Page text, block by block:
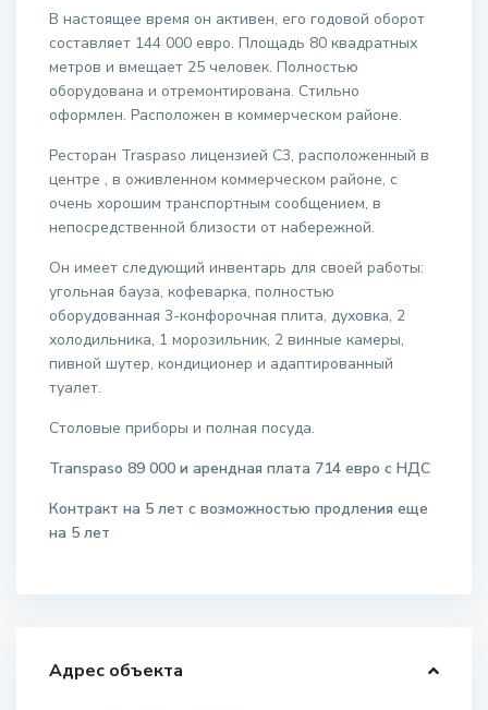
В настоящее время он активен, его годовой оборот
составляет 144 000 евро. Площадь 80 квадратных
метров и вмещает 25 человек. Полностью
оборудована и отремонтирована. Стильно
оформлен. Расположен в коммерческом районе.
Ресторан Traspaso лицензией C3, расположенный в
центре , в оживленном коммерческом районе, с
очень хорошим транспортным сообщением, в
непосредственной близости от набережной.
Он имеет следующий инвентарь для своей работы:
угольная бауза, кофеварка, полностью
оборудованная 3-конфорочная плита, духовка, 2
холодильника, 1 морозильник, 2 винные камеры,
пивной шутер, кондиционер и адаптированный
туалет.
Столовые приборы и полная посуда.
Transpaso 89 000 и арендная плата 714 евро с НДС
Контракт на 5 лет с возможностью продления еще
на 5 лет
Адрес объекта